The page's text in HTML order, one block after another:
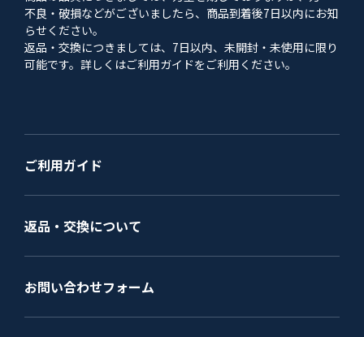
不良・破損などがございましたら、商品到着後7日以内にお知
らせください。
返品・交換につきましては、7日以内、未開封・未使用に限り
可能です。詳しくはご利用ガイドをご利用ください。
ご利用ガイド
返品・交換について
お問い合わせフォーム